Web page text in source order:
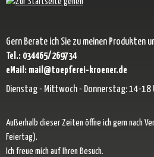
Gern Berate ich Sie zu meinen Produkten
Tel.: 034465/269734
eMail: mail@toepferei-kroener.de
Dienstag - Mittwoch - Donnerstag: 14-18
Außerhalb dieser Zeiten öffne ich gern nach
Feiertag).
Ich freue mich auf Ihren Besuch.